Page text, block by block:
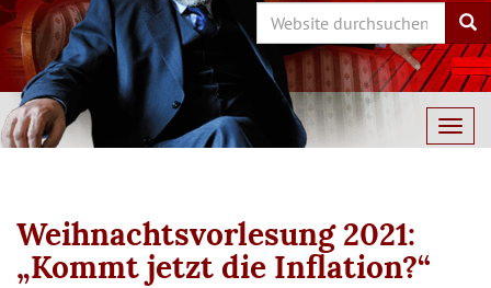
Search
Weihnachtsvorlesung 2021:
„Kommt jetzt die Inflation?“